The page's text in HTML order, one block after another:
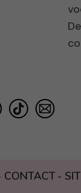
CONTACT